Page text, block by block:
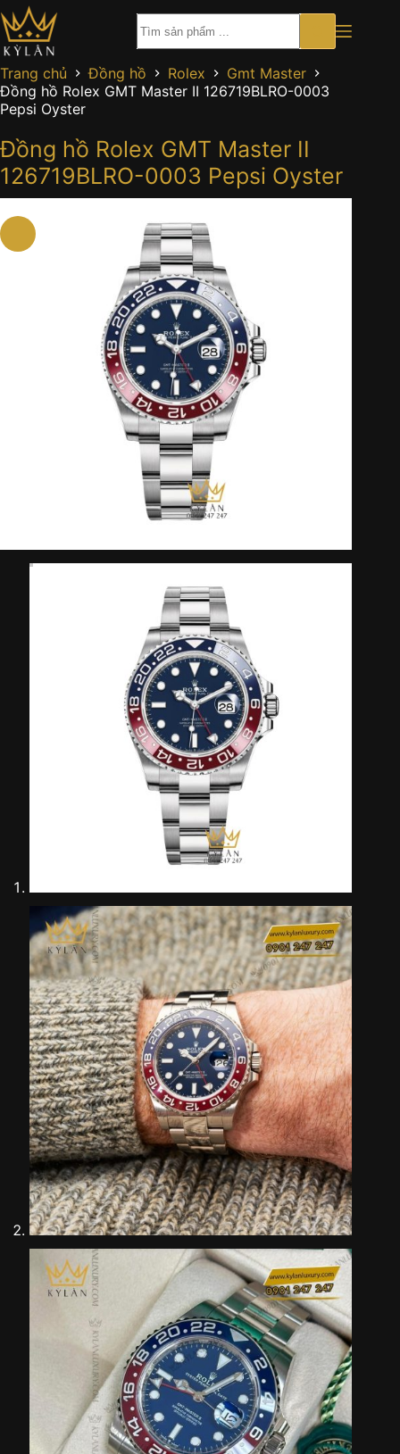
Chuyển
đến
phần
nội
dung
Trang chủ Đồng hồ Rolex
Gmt Master
Đồng hồ Rolex GMT Master II 126719BLRO-0003
Pepsi Oyster
Đồng hồ Rolex GMT Master II
126719BLRO-0003 Pepsi Oyster